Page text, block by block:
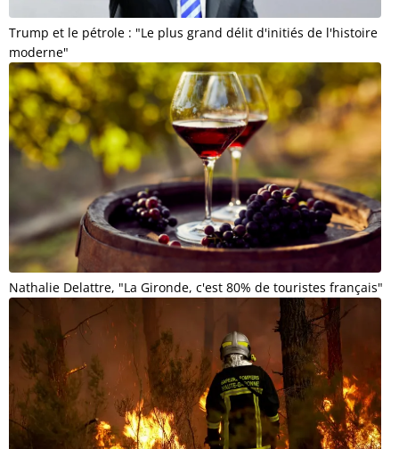
Trump et le pétrole : "Le plus grand délit d'initiés de l'histoire
moderne"
Nathalie Delattre, "La Gironde, c'est 80% de touristes français"